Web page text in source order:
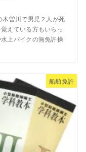
木曽川で男児２人が死
えている方もいらっ
上バイクの無免許操
船舶免許